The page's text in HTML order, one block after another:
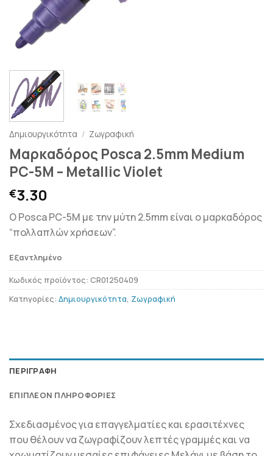
Δημιουργικότητα / Ζωγραφική
Μαρκαδόρος Posca 2.5mm Medium
PC-5M – Metallic Violet
€3.30
Ο Posca PC-5M με την μύτη 2.5mm είναι ο μαρκαδόρος
“πολλαπλών χρήσεων”.
Εξαντλημένο
Κωδικός προϊόντος: CR01250409
Κατηγορίες: Δημιουργικότητα, Ζωγραφική
ΠΕΡΙΓΡΑΦΉ
ΕΠΙΠΛΈΟΝ ΠΛΗΡΟΦΟΡΊΕΣ
Σχεδιασμένος για επαγγελματίες και ερασιτέχνες
που θέλουν να ζωγραφίζουν λεπτές γραμμές και να